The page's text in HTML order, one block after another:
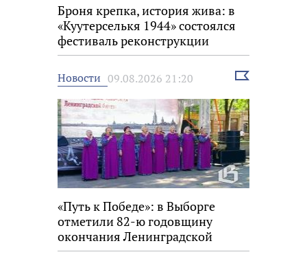
Броня крепка, история жива: в
«Куутерселькя 1944» состоялся
фестиваль реконструкции
Новости 09.08.2026 21:20
Выбрать
«Путь к Победе»: в Выборге
отметили 82-ю годовщину
окончания Ленинградской
битвы